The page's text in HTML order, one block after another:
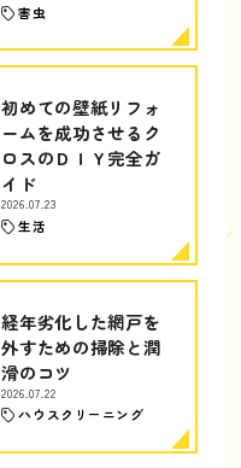
害虫
初めての壁紙リフォ
ームを成功させるク
ロスのＤＩＹ完全ガ
イド
2026.07.23
生活
経年劣化した網戸を
外すための掃除と潤
滑のコツ
2026.07.22
ハウスクリーニング